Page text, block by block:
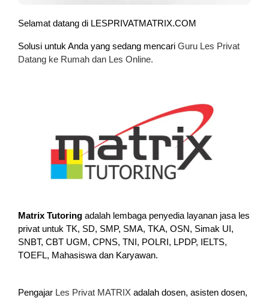
Selamat datang di LESPRIVATMATRIX.COM
Solusi untuk Anda yang sedang mencari Guru Les Privat
Datang ke Rumah dan Les Online.
Matrix Tutoring adalah lembaga penyedia layanan jasa les
privat untuk TK, SD, SMP, SMA, TKA, OSN, Simak UI,
SNBT, CBT UGM, CPNS, TNI, POLRI, LPDP, IELTS,
TOEFL, Mahasiswa dan Karyawan.
Pengajar Les Privat MATRIXadalah dosen, asisten dosen,